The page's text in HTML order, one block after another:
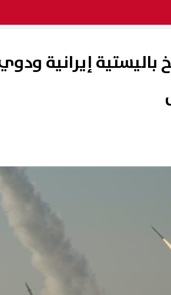
إيرانية ودوي